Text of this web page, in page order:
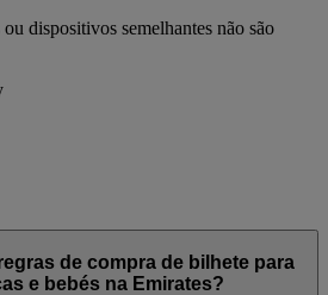
dispositivos semelhantes não são
de compra de bilhete para
e bebés na Emirates?